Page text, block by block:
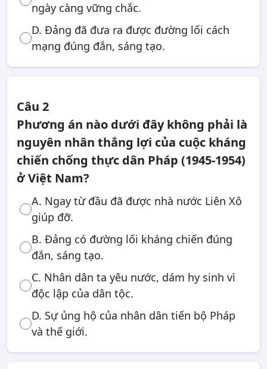
ngày càng vững chắc.
D. Đảng đã đưa ra được đường lối cách
mạng đúng đắn, sáng tạo.
Câu 2
Phương án nào dưới đây không phải là
nguyên nhân thắng lợi của cuộc kháng
chiến chống thực dân Pháp (1945-1954)
ở Việt Nam?
A. Ngay từ đầu đã được nhà nước Liên Xô
giúp đỡ.
B. Đảng có đường lối kháng chiến đúng
đắn, sáng tạo.
C. Nhân dân ta yêu nước, dám hy sinh vì
độc lập của dân tộc.
D. Sự ủng hộ của nhân dân tiến bộ Pháp
và thế giới.